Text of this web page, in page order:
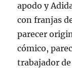
apodo y
con franjas
parecer
cómico,
trabajador